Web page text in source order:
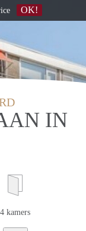
IN
4 kamers
OK!